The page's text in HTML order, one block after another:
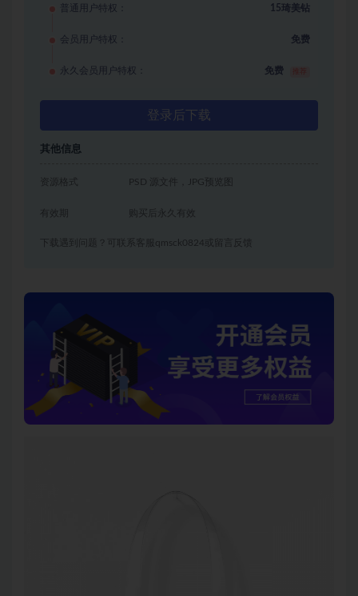
普通用户特权： 15琦美钻
会员用户特权： 免费
永久会员用户特权： 免费
登录后下载
其他信息
资源格式 PSD 源文件，JPG预览图
有效期 购买后永久有效
下载遇到问题？可联系客服qmsck0824或留言反馈